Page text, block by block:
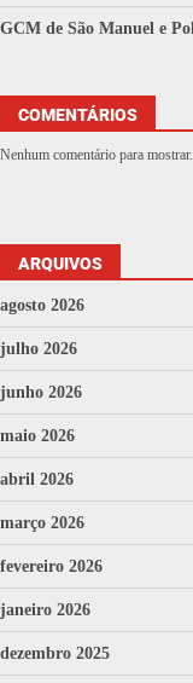
GCM de São Manuel e
COMENTÁRIOS
Nenhum comentário para mostrar.
ARQUIVOS
agosto 2026
julho 2026
junho 2026
maio 2026
abril 2026
março 2026
fevereiro 2026
janeiro 2026
dezembro 2025